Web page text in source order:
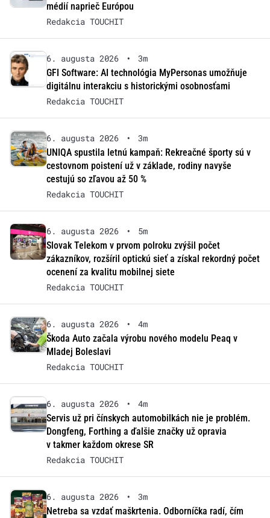
médií naprieč Európou
Redakcia TOUCHIT
6. augusta 2026 •
3m
GFI Software: AI technológia MyPersonas umožňuje
digitálnu interakciu s historickými osobnosťami
Redakcia TOUCHIT
6. augusta 2026 •
3m
UNIQA spustila letnú kampaň: Rekreačné športy sú v
cestovnom poistení už v základe, rodiny navyše
cestujú so zľavou až 50 %
Redakcia TOUCHIT
6. augusta 2026 •
5m
Slovak Telekom v prvom polroku zvýšil počet
zákazníkov, rozšíril optickú sieť a získal rekordný počet
ocenení za kvalitu mobilnej siete
Redakcia TOUCHIT
6. augusta 2026 •
4m
Škoda Auto začala výrobu nového modelu Peaq v
Mladej Boleslavi
Redakcia TOUCHIT
6. augusta 2026 •
4m
Servis už pri čínskych automobilkách nie je problém.
Dongfeng, Forthing a ďalšie značky už opravia
v takmer každom okrese SR
Redakcia TOUCHIT
6. augusta 2026 •
3m
Netreba sa vzdať maškrtenia. Odborníčka radí, čím